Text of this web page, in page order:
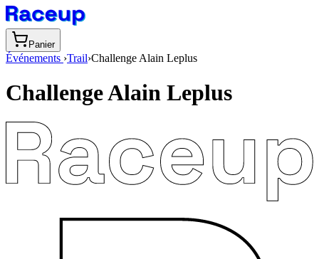
Panier
Événements ›Trail›Challenge Alain Leplus
Challenge Alain Leplus